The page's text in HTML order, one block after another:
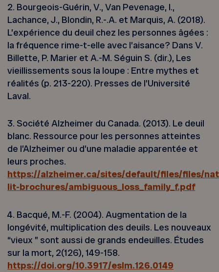
2. Bourgeois-Guérin, V., Van Pevenage, I.,
Lachance, J., Blondin, R.-.A. et Marquis, A. (2018).
L’expérience du deuil chez les personnes âgées :
la fréquence rime-t-elle avec l’aisance? Dans V.
Billette, P. Marier et A.-M. Séguin S. (dir.), Les
vieillissements sous la loupe : Entre mythes et
réalités (p. 213-220). Presses de l’Université
Laval.
3. Société Alzheimer du Canada. (2013). Le deuil
blanc. Ressource pour les personnes atteintes
de l’Alzheimer ou d’une maladie apparentée et
leurs proches.
https://alzheimer.ca/sites/default/files/files/
lit-brochures/ambiguous_loss_family_f.pdf
4. Bacqué, M.-F. (2004). Augmentation de la
longévité, multiplication des deuils. Les nouveaux
“vieux ” sont aussi de grands endeuilles. Études
sur la mort, 2(126), 149-158.
https://doi.org/10.3917/eslm.126.0149